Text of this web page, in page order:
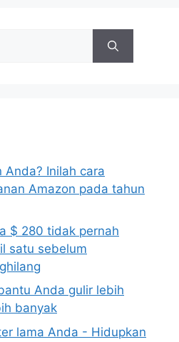
Anda? Inilah cara
Amazon pada tahun
$ 280 tidak pernah
satu sebelum
Anda gulir lebih
banyak
lama Anda - Hidupkan